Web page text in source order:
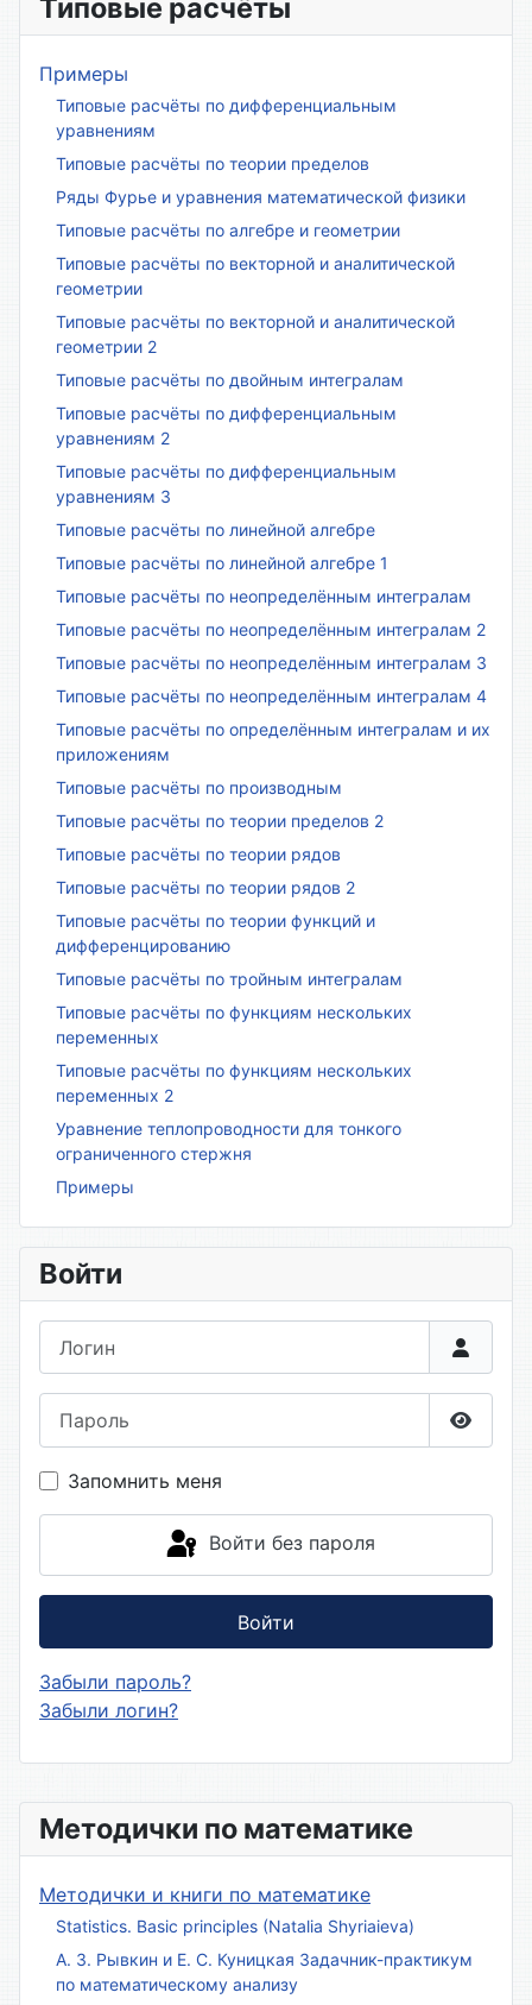
Методички по математике
Методички и книги по математике
Statistics. Basic principles (Natalia Shyriaieva)
А. З. Рывкин и Е. С. Куницкая Задачник-практикум
по математическому анализу
Типовые расчёты
Примеры
Типовые расчёты по дифференциальным
уравнениям
Типовые расчёты по теории пределов
Ряды Фурье и уравнения математической физики
Типовые расчёты по алгебре и геометрии
Типовые расчёты по векторной и аналитической
геометрии
Типовые расчёты по векторной и аналитической
геометрии 2
Типовые расчёты по двойным интегралам
Типовые расчёты по дифференциальным
уравнениям 2
Типовые расчёты по дифференциальным
уравнениям 3
Типовые расчёты по линейной алгебре
Типовые расчёты по линейной алгебре 1
Типовые расчёты по неопределённым интегралам
Типовые расчёты по неопределённым интегралам 2
Типовые расчёты по неопределённым интегралам 3
Типовые расчёты по неопределённым интегралам 4
Типовые расчёты по определённым интегралам и их
приложениям
Типовые расчёты по производным
Типовые расчёты по теории пределов 2
Типовые расчёты по теории рядов
Типовые расчёты по теории рядов 2
Типовые расчёты по теории функций и
дифференцированию
Типовые расчёты по тройным интегралам
Типовые расчёты по функциям нескольких
переменных
Типовые расчёты по функциям нескольких
переменных 2
Уравнение теплопроводности для тонкого
ограниченного стержня
Примеры
Войти
Запомнить меня
Войти без пароля
Войти
Забыли пароль?
Забыли логин?